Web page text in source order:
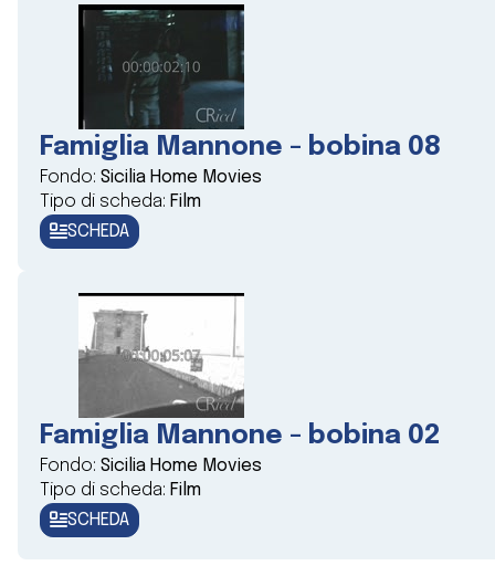
Famiglia Mannone - bobina 08
Fondo: Sicilia Home Movies
Tipo di scheda: Film
SCHEDA
Famiglia Mannone - bobina 02
Fondo: Sicilia Home Movies
Tipo di scheda: Film
SCHEDA